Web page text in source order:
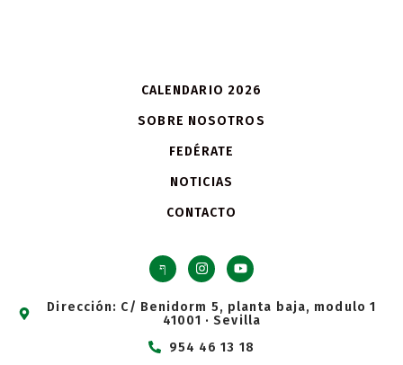
CALENDARIO 2026
SOBRE NOSOTROS
FEDÉRATE
NOTICIAS
CONTACTO
Dirección: C/ Benidorm 5, planta baja, modulo 1
41001 · Sevilla
954 46 13 18